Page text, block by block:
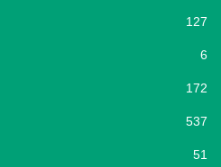
127
6
172
537
51